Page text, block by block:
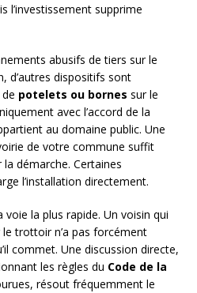
l’investissement supprime
abusifs de tiers sur le
d’autres dispositifs sont
potelets ou bornes sur le
avec l’accord de la
au domaine public. Une
de votre commune suffit
démarche. Certaines
l’installation directement.
la plus rapide. Un voisin qui
trottoir n’a pas forcément
commet. Une discussion directe,
les règles du Code de la
résout fréquemment le